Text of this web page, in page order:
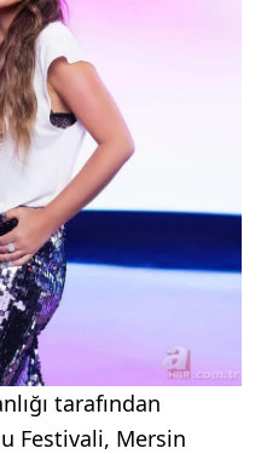
tarafından
Festivali, Mersin